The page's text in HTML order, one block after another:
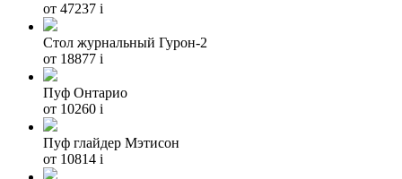
от 47237 i
Стол журнальный Гурон-2
от 18877 i
Пуф Онтарио
от 10260 i
Пуф глайдер Мэтисон
от 10814 i